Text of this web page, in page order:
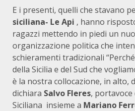
E i presenti, quelli che stavano
siciliana- Le Api , hanno
ragazzi mettendo in piedi un
organizzazione politica che
schieramenti tradizionali
della Sicilia e del Sud che
è la nostra collocazione, in alto,
dichiara Salvo Fleres,
Siciliana insieme a Mariano